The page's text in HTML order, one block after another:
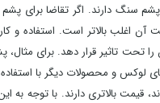
سنگ دارند. اگر تقاضا برای
آن اغلب بالاتر است. استفاده و
را تحت تاثیر قرار دهد. برای
لوکس و محصولات دیگر با
قیمت بالاتری دارند. با توجه به